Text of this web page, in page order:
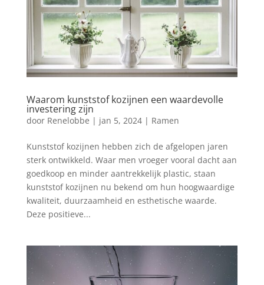
Waarom kunststof kozijnen een waardevolle
investering zijn
door Renelobbe | jan 5, 2024| Ramen
Kunststof kozijnen hebben zich de afgelopen jaren
sterk ontwikkeld. Waar men vroeger vooral dacht aan
goedkoop en minder aantrekkelijk plastic, staan
kunststof kozijnen nu bekend om hun hoogwaardige
kwaliteit, duurzaamheid en esthetische waarde.
Deze positieve...